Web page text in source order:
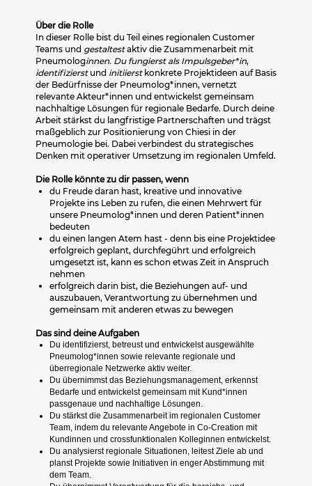
Über die Rolle
In dieser Rolle bist du Teil eines regionalen Customer
Teams und gestaltestaktiv die Zusammenarbeit mit
Pneumologinnen. Du fungierst als Impulsgeber*in,
identifizierst und initiierst konkrete Projektideen auf Basis
der Bedürfnisse der Pneumolog*innen, vernetzt
relevante Akteur*innen und entwickelst gemeinsam
nachhaltige Lösungen für regionale Bedarfe. Durch deine
Arbeit stärkst du langfristige Partnerschaften und trägst
maßgeblich zur Positionierung von Chiesi in der
Pneumologie bei. Dabei verbindest du strategisches
Denken mit operativer Umsetzung im regionalen Umfeld.
Die Rolle könnte zu dir passen, wenn
du Freude daran hast, kreative und innovative
Projekte ins Leben zu rufen, die einen Mehrwert für
unsere Pneumolog*innen und deren Patient*innen
bedeuten
du einen langen Atem hast - denn bis eine Projektidee
erfolgreich geplant, durchfegührt und erfolgreich
umgesetzt ist, kann es schon etwas Zeit in Anspruch
nehmen
erfolgreich darin bist, die Beziehungen auf- und
auszubauen, Verantwortung zu übernehmen und
gemeinsam mit anderen etwas zu bewegen
Das sind deine Aufgaben
Du identifizierst, betreust und entwickelst ausgewählte
Pneumolog*innen sowie relevante regionale und
überregionale Netzwerke aktiv weiter.
Du übernimmst das Beziehungsmanagement, erkennst
Bedarfe und entwickelst gemeinsam mit Kund*innen
passgenaue und nachhaltige Lösungen.
Du stärkst die Zusammenarbeit im regionalen Customer
Team, indem du relevante Angebote in Co‑Creation mit
Kundinnen und crossfunktionalen Kolleginnen entwickelst.
Du analysierst regionale Situationen, leitest Ziele ab und
planst Projekte sowie Initiativen in enger Abstimmung mit
dem Team.